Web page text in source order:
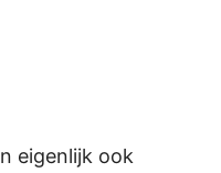
eigenlijk ook